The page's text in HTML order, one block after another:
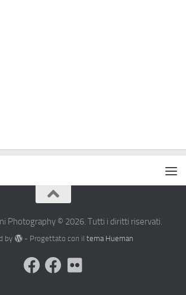
Photography © 2026. Tutti i diritti riservati.
by - Progettato con il tema Hueman